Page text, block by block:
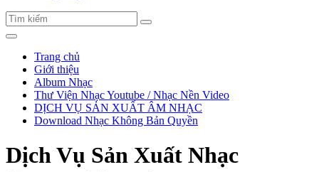
Trang chủ
Giới thiệu
Album Nhạc
Thư Viện Nhạc Youtube / Nhạc Nền Video
DỊCH VỤ SẢN XUẤT ÂM NHẠC
Download Nhạc Không Bản Quyền
Dịch Vụ Sản Xuất Nhạc